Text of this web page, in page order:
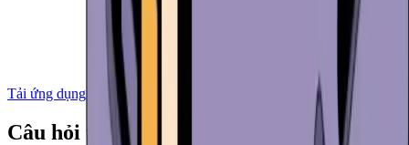
Tải ứng dụng về
Câu hỏi thường gặp